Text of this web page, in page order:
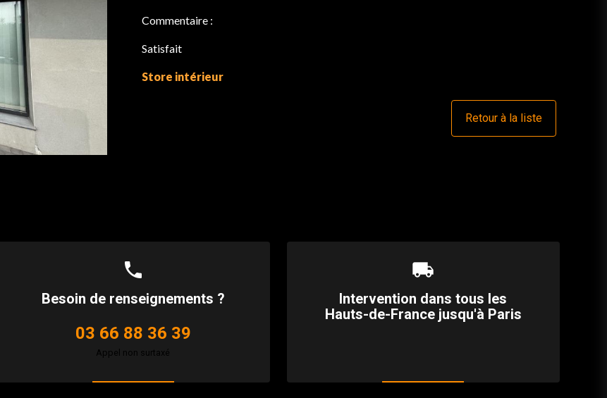
Commentaire :
Satisfait
Store intérieur
Retour à la liste
phone
Besoin de renseignements ?
03 66 88 36 39
Appel non surtaxé
local_shipping
Intervention dans tous les
Hauts-de-France jusqu'à Paris